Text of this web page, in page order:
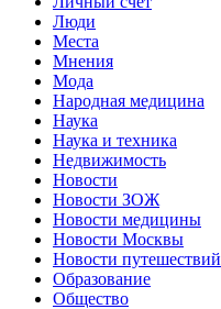
Люди
Места
Мнения
Мода
Народная медицина
Наука
Наука и техника
Недвижимость
Новости
Новости ЗОЖ
Новости медицины
Новости Москвы
Новости путешествий
Образование
Общество